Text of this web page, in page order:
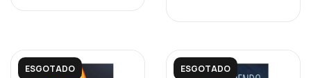
ESGOTADO ESGOTADO